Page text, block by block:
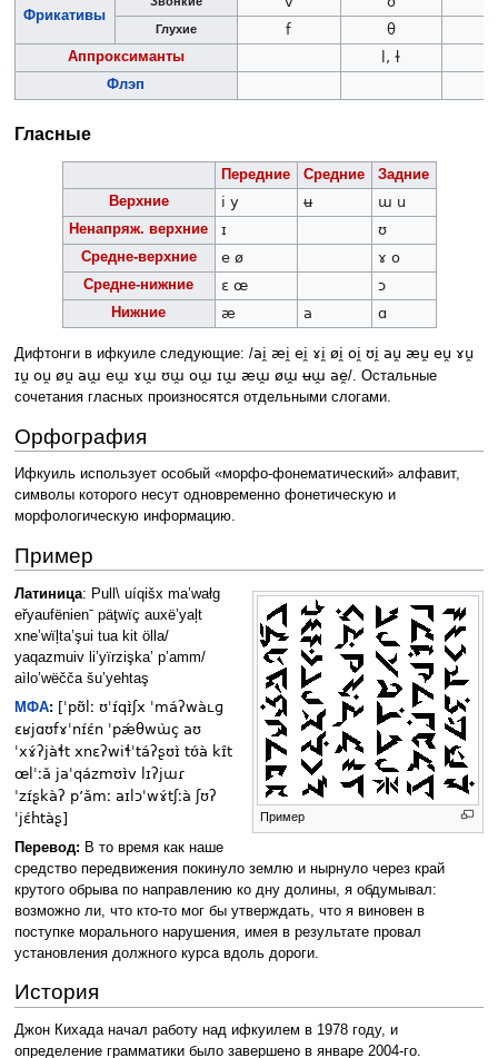
Фрикативы
Глухие f θ
Аппроксиманты l, ɫ
Флэп
Гласные
Передние Средние
Задние
Верхние
i y ʉ ɯ u
Ненапряж. верхние ɪ ʊ
Средне-верхние e ø ɤ o
Средне-нижние ɛ œ ɔ
Нижние æ a ɑ
Дифтонги в ифкуиле следующие: /ai̯ æi̯ ei̯ ɤi̯ øi̯ oi̯ ʊi̯ au̯ æu̯ eu̯ ɤu̯
ɪu̯ ou̯ øu̯ aɯ̯ eɯ̯ ɤɯ̯ ʊɯ̯ oɯ̯ ɪɯ̯ æɯ̯ øɯ̯ ʉɯ̯ ae̯/. Остальные
сочетания гласных произносятся отдельными слогами.
Орфография
Ифкуиль использует особый «морфо-фонематический» алфавит,
символы которого несут одновременно фонетическую и
морфологическую информацию.
Пример
Пример
Латиница: Pull\ uíqišx ma’wałg
eřyaufënienˉ päţwïç auxë’yaļt
xne’wïļta’şui tua kit ölla/
yaqazmuiv li’yïrzişka’ p’amm/
aìlo’wëčča šu’yehtaş
МФА: [ˈpʊ̃lː ʊˈɪ́qɪ̀ʃx ˈmáʔwàʟɡ
ɛʁjɑʊfɤˈnɪ́ɛ́n ˈpǽθwɯ̀ç aʊ
ˈxɤ́ʔjàɬt xnɛʔwiɬˈtáʔʂʊɪ̀ tʊ́à kɪ̂t
œlˈːǎ jaˈqázmʊɪ̀v lɪʔjɯɾ
ˈzɪ́ʂkàʔ pʼǎmː aɪlɔˈwɤ́tʃːà ʃʊʔ
ˈjɛ́htàʂ]
Перевод: В то время как наше
средство передвижения покинуло землю и нырнуло через край
крутого обрыва по направлению ко дну долины, я обдумывал:
возможно ли, что кто-то мог бы утверждать, что я виновен в
поступке морального нарушения, имея в результате провал
установления должного курса вдоль дороги.
История
Джон Кихада начал работу над ифкуилем в 1978 году, и
определение грамматики было завершено в январе 2004-го.